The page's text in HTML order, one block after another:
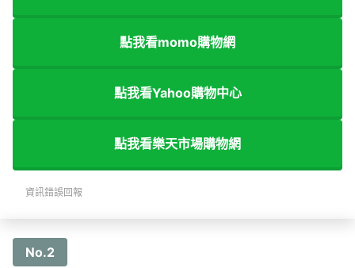
點我看momo購物網
點我看Yahoo購物中心
點我看樂天市場購物網
資訊錯誤回報
No.2